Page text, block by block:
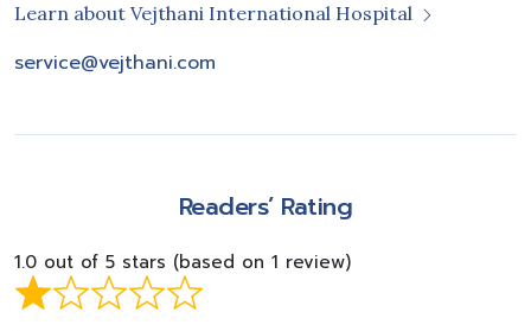
Learn about Vejthani International Hospital
service@vejthani.com
Readers’ Rating
1.0 out of 5 stars (based on 1 review)